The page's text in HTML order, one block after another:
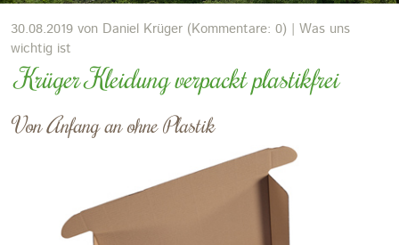
30.08.2019 von Daniel Krüger (Kommentare: 0) | Was uns
wichtig ist
Krüger Kleidung verpackt plastikfrei
Von Anfang an ohne Plastik